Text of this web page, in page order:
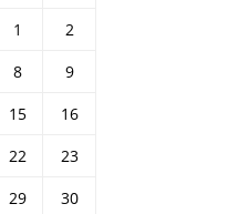
1
2
8
9
15
16
22
23
29 30